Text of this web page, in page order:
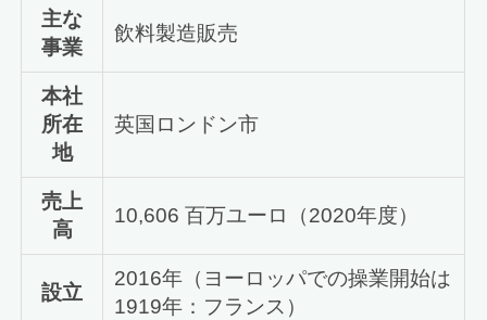
主な
事業
飲料製造販売
本社
所在
地
英国ロンドン市
売上
高
10,606 百万ユーロ（2020年度）
設立
2016年（ヨーロッパでの操業開始は
1919年：フランス）